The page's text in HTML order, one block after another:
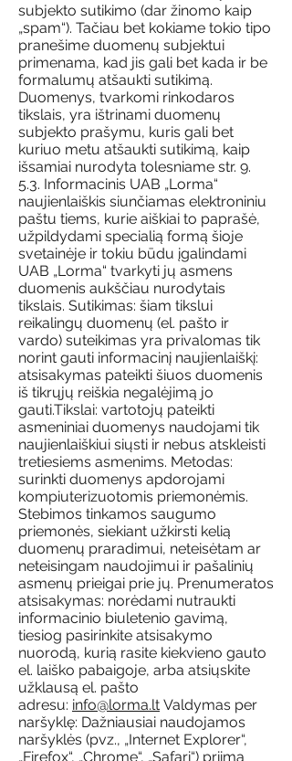
subjekto sutikimo (dar žinomo kaip
„spam“). Tačiau bet kokiame tokio tipo
pranešime duomenų subjektui
primenama, kad jis gali bet kada ir be
formalumų atšaukti sutikimą.
Duomenys, tvarkomi rinkodaros
tikslais, yra ištrinami duomenų
subjekto prašymu, kuris gali bet
kuriuo metu atšaukti sutikimą, kaip
išsamiai nurodyta tolesniame str. 9.
5.3. Informacinis UAB „Lorma“
naujienlaiškis siunčiamas elektroniniu
paštu tiems, kurie aiškiai to paprašė,
užpildydami specialią formą šioje
svetainėje ir tokiu būdu įgalindami
UAB „Lorma“ tvarkyti jų asmens
duomenis aukščiau nurodytais
tikslais. Sutikimas: šiam tikslui
reikalingų duomenų (el. pašto ir
vardo) suteikimas yra privalomas tik
norint gauti informacinį naujienlaiškį:
atsisakymas pateikti šiuos duomenis
iš tikrųjų reiškia negalėjimą jo
gauti.Tikslai: vartotojų pateikti
asmeniniai duomenys naudojami tik
naujienlaiškiui siųsti ir nebus atskleisti
tretiesiems asmenims. Metodas:
surinkti duomenys apdorojami
kompiuterizuotomis priemonėmis.
Stebimos tinkamos saugumo
priemonės, siekiant užkirsti kelią
duomenų praradimui, neteisėtam ar
neteisingam naudojimui ir pašalinių
asmenų prieigai prie jų. Prenumeratos
atsisakymas: norėdami nutraukti
informacinio biuletenio gavimą,
tiesiog pasirinkite atsisakymo
nuorodą, kurią rasite kiekvieno gauto
el. laiško pabaigoje, arba atsiųskite
užklausą el. pašto
adresu: info@lorma.lt Valdymas per
naršyklę: Dažniausiai naudojamos
naršyklės (pvz., „Internet Explorer“,
„Firefox“, „Chrome“, „Safari“) priima